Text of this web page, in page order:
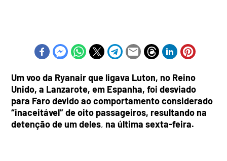
Um voo da Ryanair que ligava Luton, no Reino
Unido, a Lanzarote, em Espanha, foi desviado
para Faro devido ao comportamento considerado
“inaceitável” de oito passageiros, resultando na
detenção de um deles, na última sexta-feira.